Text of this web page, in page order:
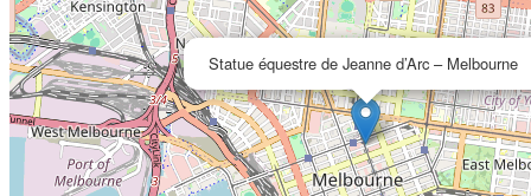
Statue équestre de Jeanne d’Arc – Melbourne